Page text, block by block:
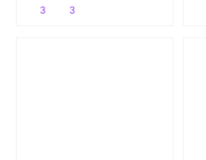
공감
3 3